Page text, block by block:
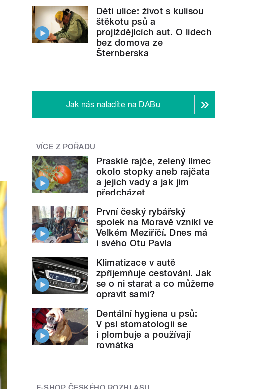
Děti ulice: život s kulisou
štěkotu psů a
projíždějících aut. O lidech
bez domova ze
Šternberska
Jak nás naladíte na DABu
VÍCE Z POŘADU
Prasklé rajče, zelený límec
okolo stopky aneb rajčata
a jejich vady a jak jim
předcházet
První český rybářský
spolek na Moravě vznikl ve
Velkém Meziříčí. Dnes má
i svého Otu Pavla
Klimatizace v autě
zpříjemňuje cestování. Jak
se o ni starat a co můžeme
opravit sami?
Dentální hygiena u psů:
V psí stomatologii se
i plombuje a používají
rovnátka